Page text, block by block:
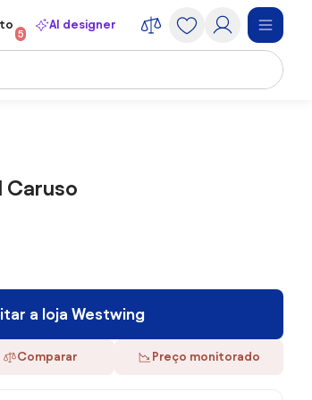
5
AI designer
Caruso
a loja Westwing
Comparar Preço monitorado